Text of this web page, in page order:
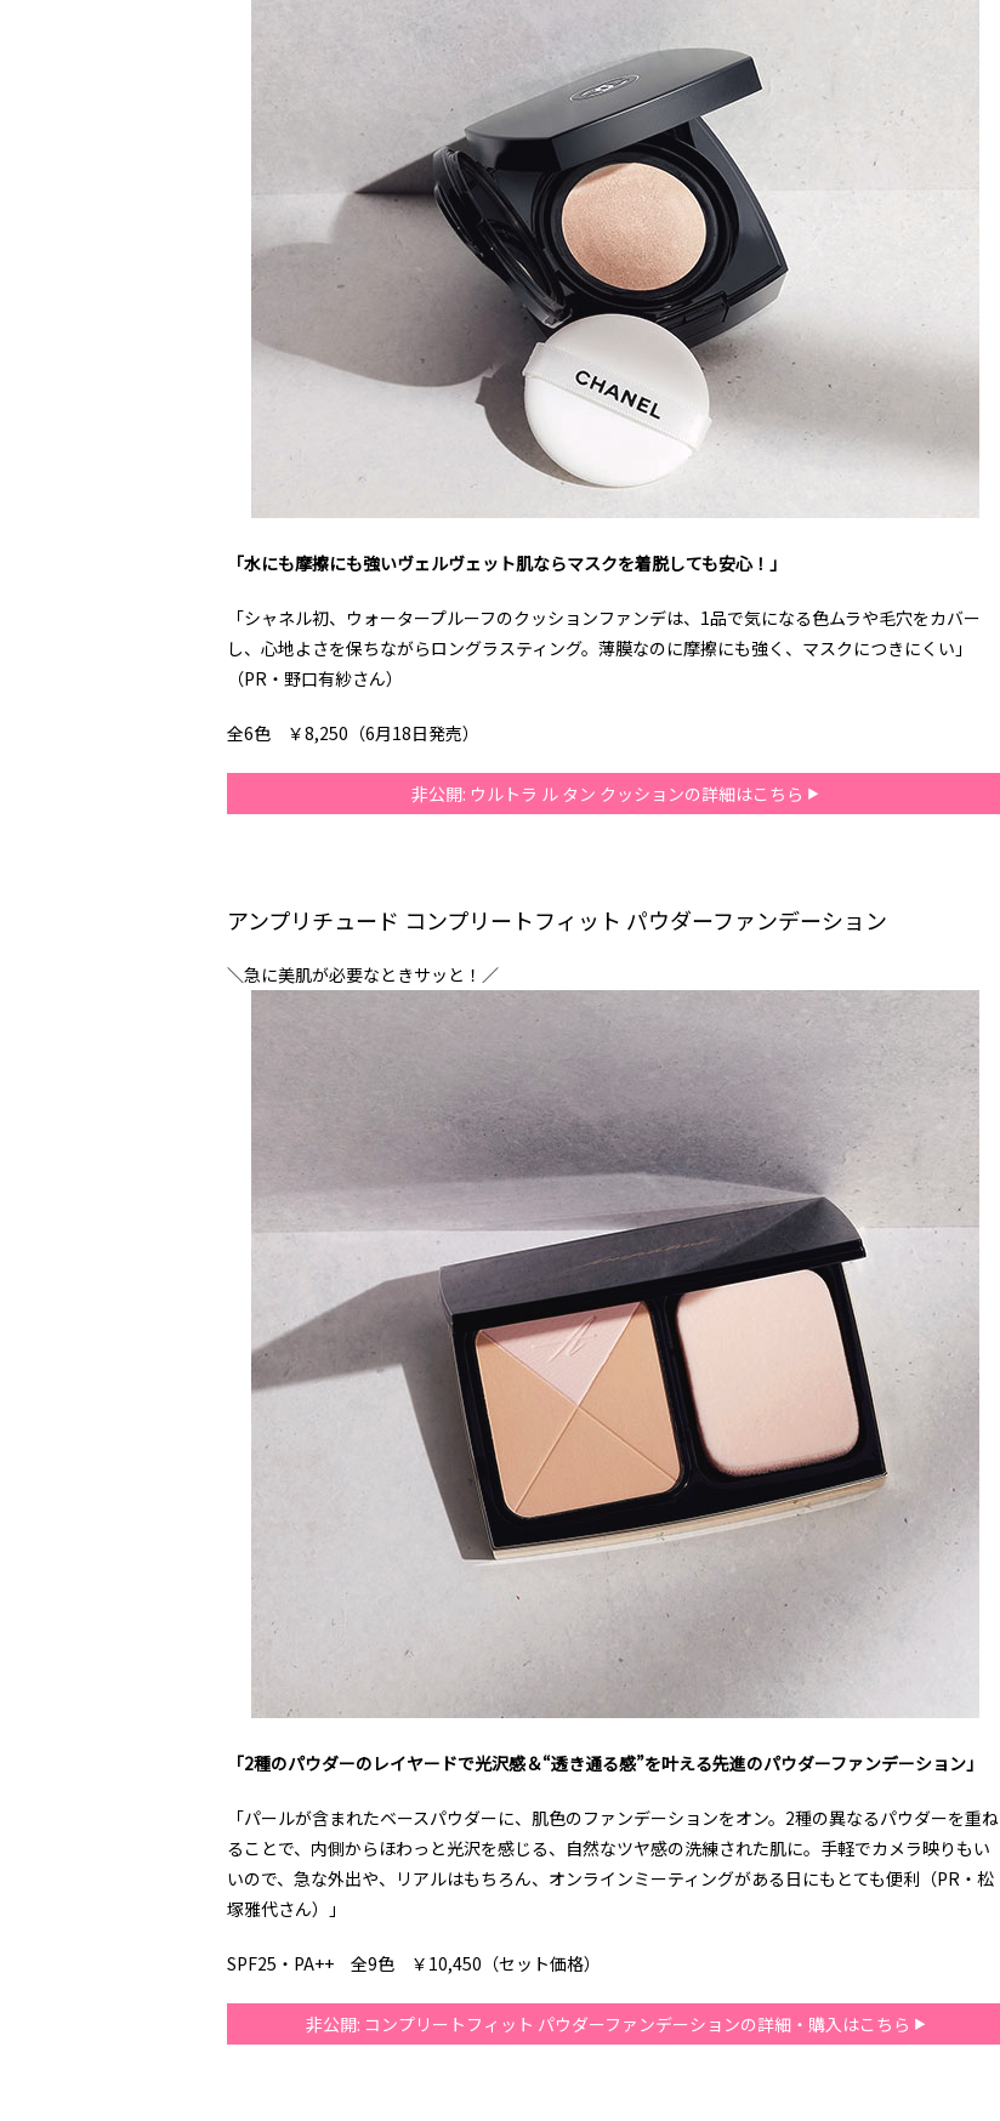
「水にも摩擦にも強いヴェルヴェット肌ならマスクを着脱しても安心！」
「シャネル初、ウォータープルーフのクッションファンデは、1品で気になる色ムラや毛穴をカバー
し、心地よさを保ちながらロングラスティング。薄膜なのに摩擦にも強く、マスクにつきにくい」
（PR・野口有紗さん）
全6色 ￥8,250（6月18日発売）
非公開: ウルトラ ル タン クッションの詳細はこちら
アンプリチュード コンプリートフィット パウダーファンデーション
＼急に美肌が必要なときサッと！／
「2種のパウダーのレイヤードで光沢感＆“透き通る感”を叶える先進のパウダーファンデーション」
「パールが含まれたベースパウダーに、肌色のファンデーションをオン。2種の異なるパウダーを重ね
ることで、内側からほわっと光沢を感じる、自然なツヤ感の洗練された肌に。手軽でカメラ映りもい
いので、急な外出や、リアルはもちろん、オンラインミーティングがある日にもとても便利（PR・松
塚雅代さん）」
SPF25・PA++ 全9色 ￥10,450（セット価格）
非公開: コンプリートフィット パウダーファンデーションの詳細・購入はこちら